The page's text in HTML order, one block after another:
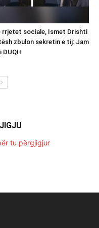
rrjetet sociale, Ismet Drishti
zbulon sekretin e tij: Jam
DUQI+
tu përgjigjur